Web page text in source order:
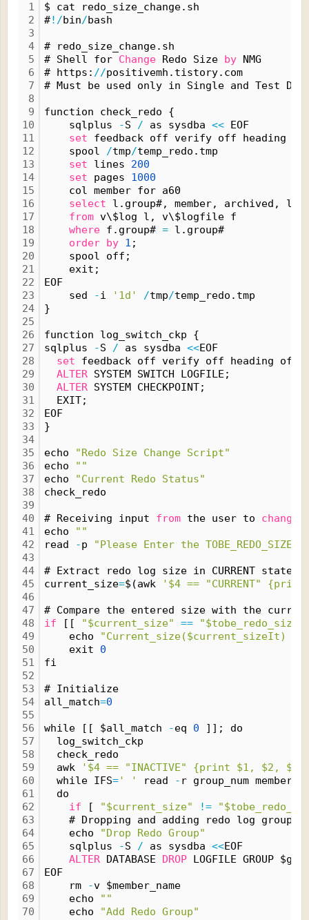
1
2
3
4
5
6
7
8
9
10
11
12
13
14
15
16
17
18
19
20
21
22
23
24
25
26
27
28
29
30
31
32
33
34
35
36
37
38
39
40
41
42
43
44
45
46
47
48
49
50
51
52
53
54
55
56
57
58
59
60
61
62
63
64
65
66
67
68
69
70
$ cat redo_size_change.sh
#! /bin/bash
# redo_size_change.sh
# Shell for Change Redo Size by NMG
# https: //positivemh.tistory.com
# Must be used only in Single and Test DB
function check_redo {
sqlplus
-S / as sysdba << EOF
set feedback off verify off heading
spool /tmp/temp_redo.tmp
set lines 200
set pages 1000
col member for a60
select l.group#, member, archived,
from v\$log l, v\$logfile f
where f.group# = l.group#
order by 1 ;
spool off;
exit;
EOF
sed
-i '1d' /tmp/temp_redo.tmp
}
function log_switch_ckp {
sqlplus
-S / as sysdba <<EOF
set feedback off verify off heading off
ALTER SYSTEM SWITCH LOGFILE;
ALTER SYSTEM CHECKPOINT;
EXIT;
EOF
}
echo
"Redo Size Change Script"
echo
""
echo
"Current Redo Status"
check_redo
# Receiving input from the user to change
echo
""
read
-p "Please Enter the
# Extract redo log size in CURRENT state
current_size=$(awk '$4 == "CURRENT"
# Compare the entered size with the
if [[ "$current_size" == "$tobe_redo_size"
echo
"Current_size($current_sizeIt)
exit 0
fi
# Initialize
all_match=0
while [[ $all_match -eq 0 ]]; do
log_switch_ckp
check_redo
awk
'$4 == "INACTIVE" {print $1, $2,
while IFS=' ' read - r group_num
do
if [ "$current_size" !=
# Dropping and adding redo log groups
echo
"Drop Redo Group"
sqlplus
-S / as sysdba <<EOF
ALTER DATABASE DROP LOGFILE GROUP
EOF
rm
-v $member_name
echo
""
echo
"Add Redo Group"